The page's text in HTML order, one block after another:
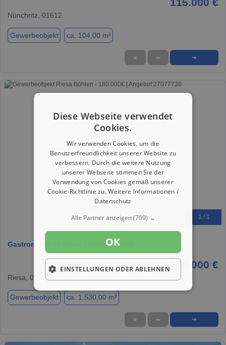
115.000 €
Nünchritz, 01612
Gewerbeobjekt ca. 104,00 m²
★ ➦ ➜
1 / 1
Gastronomie in Riesa 180.000 € 1530 m²
180.000 €
Riesa, 01594
Gewerbeobjekt ca. 1.530,00 m²
★ ➦ ➜
Diese Webseite verwendet
Cookies.
Wir verwenden Cookies, um die
Benutzerfreundlichkeit unserer Website zu
verbessern. Durch die weitere Nutzung
unserer Webseite stimmen Sie der
Verwendung von Cookies gemäß unserer
Cookie-Richtlinie zu.Weitere Informationen /
Datenschutz
Alle Partner anzeigen(709) →
OK
EINSTELLUNGEN ODER ABLEHNEN